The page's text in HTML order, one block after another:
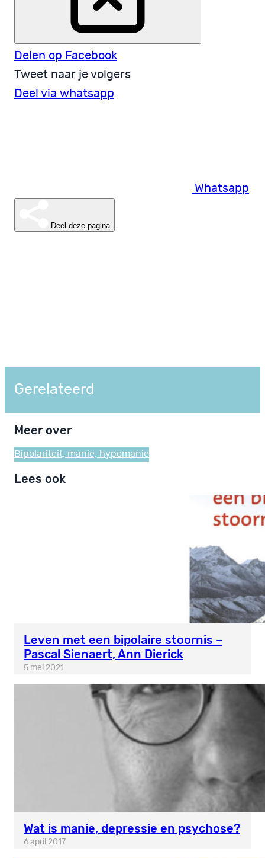
Delen op Facebook
Tweet naar je volgers
Deel via whatsapp
Whatsapp
Deel deze pagina
Gerelateerd
Meer over
Bipolariteit, manie, hypomanie
Lees ook
Leven met een bipolaire stoornis –
Pascal Sienaert, Ann Dierick
5 mei 2021
Wat is manie, depressie en psychose?
6 april 2017